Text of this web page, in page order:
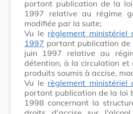
portant publication de la
1997 relative au régime
modifiée par la suite;
Vu le règlement ministériel
1997 portant publication de
juin 1997 relative au
détention, à la circulation et
produits soumis à accise,
Vu le règlement
portant publication de la loi
1998 concernant la